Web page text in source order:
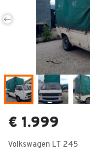
Auto d'epoca
Moto
Camper
Veicoli Commerciali
Concessionari
€ 1.999
Volkswagen LT 245